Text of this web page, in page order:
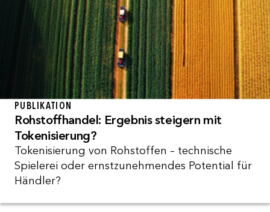
PUBLIKATION
Rohstoffhandel: Ergebnis steigern mit
Tokenisierung?
Tokenisierung von Rohstoffen – technische
Spielerei oder ernstzunehmendes Potential für
Händler?